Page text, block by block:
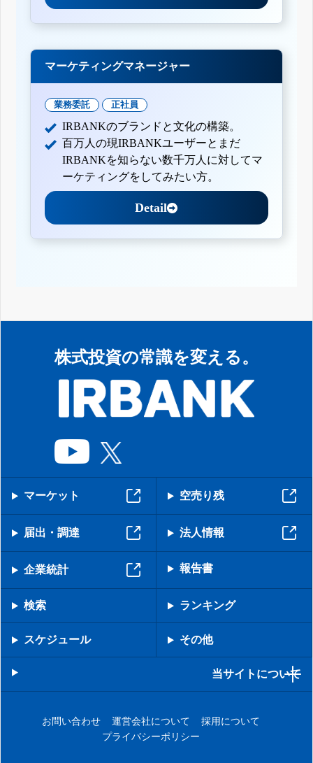
マーケティングマネージャー
業務委託 正社員
IRBANKのブランドと文化の構築。
百万人の現IRBANKユーザーとまだ
IRBANKを知らない数千万人に対してマ
ーケティングをしてみたい方。
Detail
株式投資の常識を変える。
マーケット 空売り残
届出・調達 法人情報
企業統計 報告書
検索 ランキング
スケジュール その他
当サイトについて
お問い合わせ 運営会社について
採用について
プライバシーポリシー